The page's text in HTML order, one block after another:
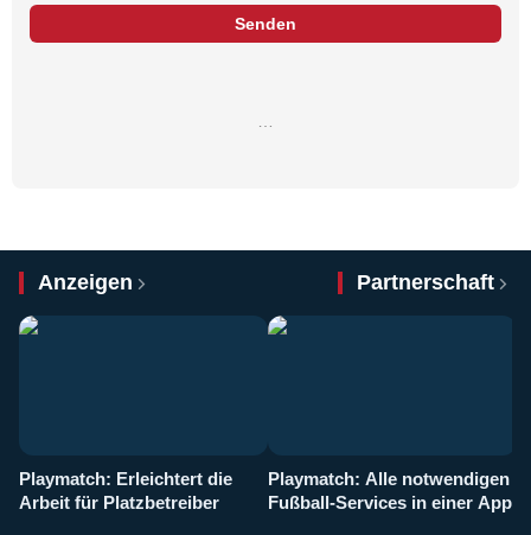
Senden
…
Anzeigen Partnerschaft
Playmatch: Erleichtert die
Arbeit für Platzbetreiber
Playmatch: Alle notwendigen
Fußball-Services in einer App